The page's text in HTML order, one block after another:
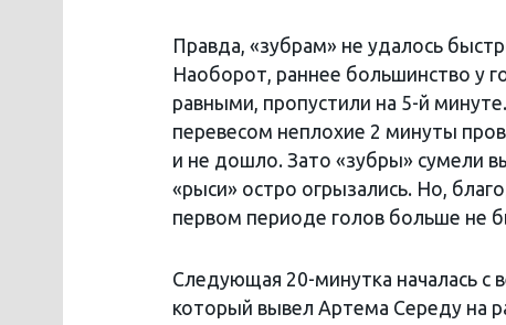
Правда, «зубрам» не удалось
Наоборот, раннее большинство у
равными, пропустили на 5-й
перевесом неплохие 2 минуты
и не дошло. Зато «зубры» сумели
«рыси» остро огрызались. Но,
первом периоде голов больше не
Следующая 20-минутка началась с
который вывел Артема Середу на